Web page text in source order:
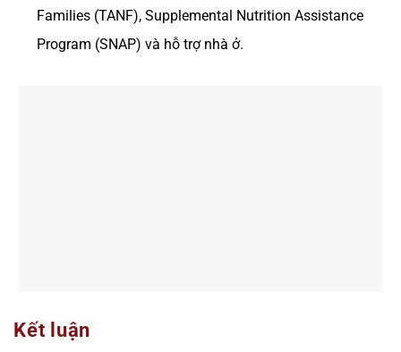
Families (TANF), Supplemental Nutrition Assistance
Program (SNAP) và hỗ trợ nhà ở.
Kết luận